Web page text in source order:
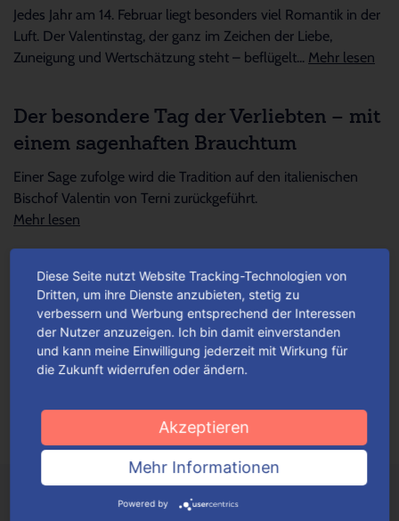
Jedes Jahr am 14. Februar liegt besonders viel Romantik in der
Luft. Der Valentinstag, der ganz im Zeichen der Liebe,
Zuneigung und Wertschätzung steht – beflügelt... Mehr lesen
Der besondere Tag der Verliebten – mit
einem sagenhaften Brauchtum
Einer Sage zufolge wird die Tradition auf den italienischen
Bischof Valentin von Terni zurückgeführt.
Mehr lesen
Unsere Valentinstaggeschenk-
Verpackungen – so facettenreich wie
die Liebe
Gerade am Valentinstag sorgen originelle Geschenk-Ideen für
den „Tag der offenen Herzen“, ganz gleich ob...Mehr lesen
Diese Seite nutzt Website Tracking-Technologien von
Dritten, um ihre Dienste anzubieten, stetig zu
verbessern und Werbung entsprechend der Interessen
der Nutzer anzuzeigen. Ich bin damit einverstanden
und kann meine Einwilligung jederzeit mit Wirkung für
die Zukunft widerrufen oder ändern.
Akzeptieren
Mehr Informationen
Powered by